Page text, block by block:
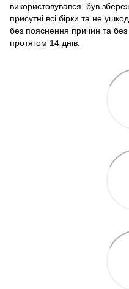
використовувався, був
присутні всі бірки та не
без пояснення причин та
протягом 14 днів.